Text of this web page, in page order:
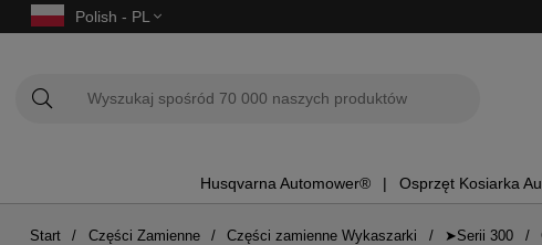
Polish - PL
Husqvarna Automower® Osprzęt Kosiarka
Start Części Zamienne Części zamienne Wykaszarki ➤Serii 300